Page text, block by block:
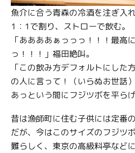
魚介に合う青森の冷酒を注ぎ入
1：1で割り、ストローで飲む。
「ああああぁっっっ！！！最高
っ！！！」福田絶叫。
「この飲み方デフォルトにした
の人に言って！（いらぬお世話
あっという間にフジツボを平ら
昔は漁師町に住む子供には定番
だが、今はこのサイズのフジツ
難らしく、東京の高級料亭など